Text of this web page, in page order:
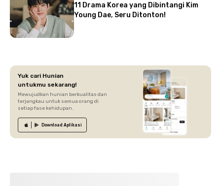
11 Drama Korea yang Dibintangi Kim
Young Dae, Seru Ditonton!
Yuk cari Hunian
untukmu sekarang!
Mewujudkan hunian berkualitas dan
terjangkau untuk semua orang di
setiap fase kehidupan.
Download Aplikasi